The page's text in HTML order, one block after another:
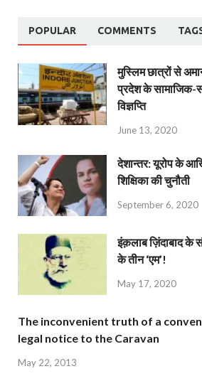
POPULAR COMMENTS
मुस्लिम छात्रों से
प्रदेश के सामाजिक-
विज्ञप्ति
June 13, 2020
देशान्‍तर: यूरोप के
शिक्षिका की चुनौती
September 6, 2020
इंक़लाब ज़िंदाबाद के
के तीन ‘एम’!
May 17, 2020
The inconvenient truth of a
legal notice to the Caravan
May 22, 2013